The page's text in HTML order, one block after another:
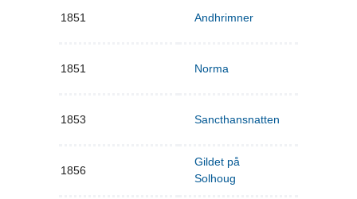
1851 Andhrimner
1851 Norma
1853 Sancthansnatten
1856
Gildet på
Solhoug